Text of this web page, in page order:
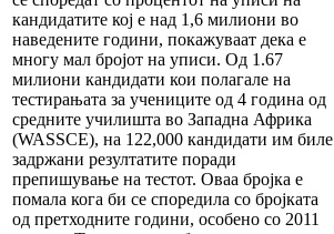
кандидатите кој е над 1,6 милиони во
наведените години, покажуваат дека е
многу мал бројот на уписи. Од 1.67
милиони кандидати кои полагале на
тестирањата за учениците од 4 година од
средните училишта во Западна Африка
(WASSCE), на 122,000 кандидати им биле
задржани резултатите поради
препишување на тестот. Оваа бројка е
помала кога би се споредила со бројката
од претходните години, особено со 2011